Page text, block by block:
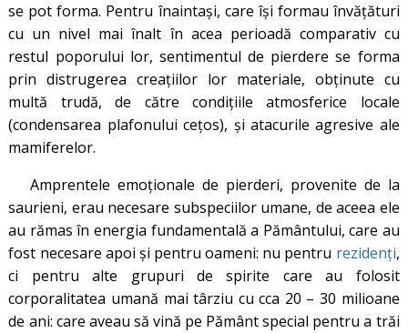
se pot forma. Pentru înaintași, care își formau învățături
cu un nivel mai înalt în acea perioadă comparativ cu
restul poporului lor, sentimentul de pierdere se forma
prin distrugerea creațiilor lor materiale, obținute cu
multă trudă, de către condițiile atmosferice locale
(condensarea plafonului cețos), și atacurile agresive ale
mamiferelor.
Amprentele emoționale de pierderi, provenite de la
saurieni, erau necesare subspeciilor umane, de aceea ele
au rămas în energia fundamentală a Pământului, care au
fost necesare apoi și pentru oameni: nu pentru rezidenți,
ci pentru alte grupuri de spirite care au folosit
corporalitatea umană mai târziu cu cca 20 – 30 milioane
de ani: care aveau să vină pe Pământ special pentru a trăi